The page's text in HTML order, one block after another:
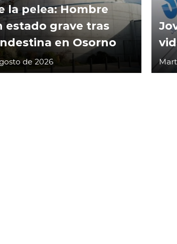
la pelea: Hombre
estado grave tras
en Osorno
de 2026